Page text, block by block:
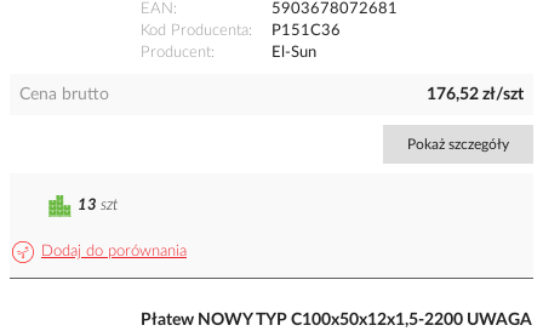
EAN
5903678072681
Kod Producenta
P151C36
Producent
El-Sun
Cena brutto 176,52 zł/szt
Pokaż szczegóły
Dodaj do porównania
13 szt
Płatew NOWY TYP C100x50x12x1,5-2200 UWAGA